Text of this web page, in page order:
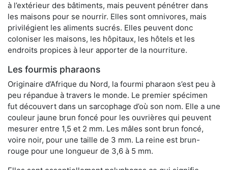
à l’extérieur des bâtiments, mais peuvent pénétrer dans
les maisons pour se nourrir. Elles sont omnivores, mais
privilégient les aliments sucrés. Elles peuvent donc
coloniser les maisons, les hôpitaux, les hôtels et les
endroits propices à leur apporter de la nourriture.
Les fourmis pharaons
Originaire d’Afrique du Nord, la fourmi pharaon s’est peu à
peu répandue à travers le monde. Le premier spécimen
fut découvert dans un sarcophage d’où son nom. Elle a une
couleur jaune brun foncé pour les ouvrières qui peuvent
mesurer entre 1,5 et 2 mm. Les mâles sont brun foncé,
voire noir, pour une taille de 3 mm. La reine est brun-
rouge pour une longueur de 3,6 à 5 mm.